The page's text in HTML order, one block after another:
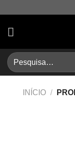
content
Pesquisar
por:
INÍCIO /